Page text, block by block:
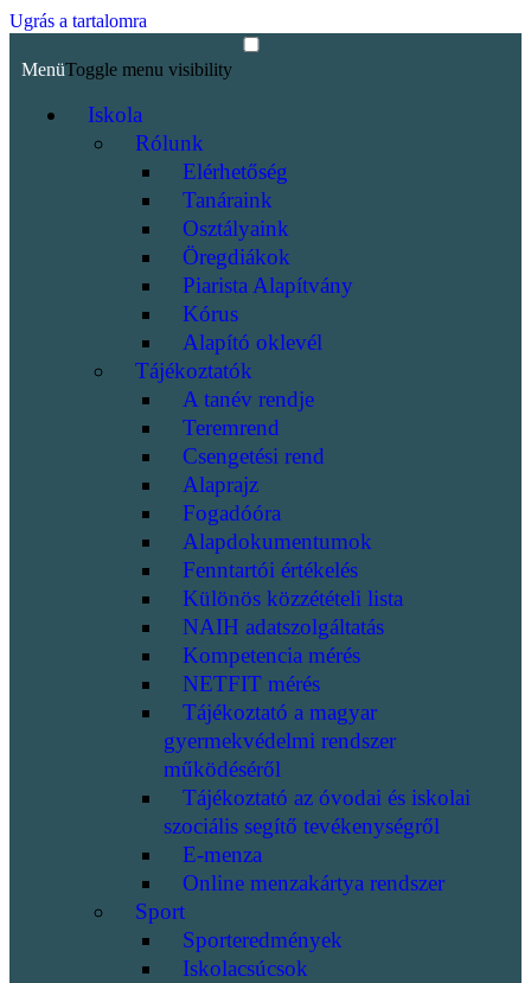
Ugrás a tartalomra
MenüToggle menu visibility
Iskola
Rólunk
Elérhetőség
Tanáraink
Osztályaink
Öregdiákok
Piarista Alapítvány
Kórus
Alapító oklevél
Tájékoztatók
A tanév rendje
Teremrend
Csengetési rend
Alaprajz
Fogadóóra
Alapdokumentumok
Fenntartói értékelés
Különös közzétételi lista
NAIH adatszolgáltatás
Kompetencia mérés
NETFIT mérés
Tájékoztató a magyar
gyermekvédelmi rendszer
működéséről
Tájékoztató az óvodai és iskolai
szociális segítő tevékenységről
E-menza
Online menzakártya rendszer
Sport
Sporteredmények
Iskolacsúcsok